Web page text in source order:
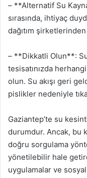
– **Alternatif Su
sırasında, ihtiyaç
dağıtım
– **Dikkatli Olun**:
tesisatınızda
olun. Su akışı geri
pislikler nedeniyle
Gaziantep’te su
durumdur. Ancak, bu
doğru sorgulama
yönetilebilir hale
uygulamalar ve